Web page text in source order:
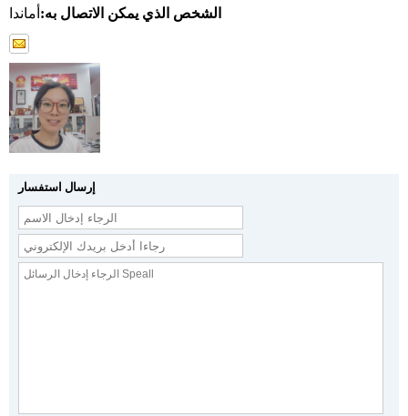
الشخص الذي يمكن الاتصال به: أماندا
إرسال استفسار